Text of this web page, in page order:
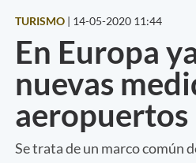
TURISMO | 14-05-2020 11:44
En Europa
nuevas
aeropuertos
Se trata de un marco común